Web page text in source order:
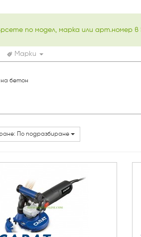
Марки
бетон
По подразбиране